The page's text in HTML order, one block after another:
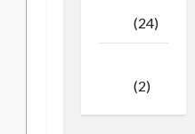
(24)
(2)